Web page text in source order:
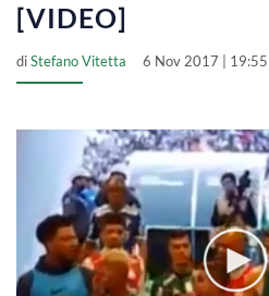
[VIDEO]
diStefano Vitetta 6 Nov 2017 | 19:55